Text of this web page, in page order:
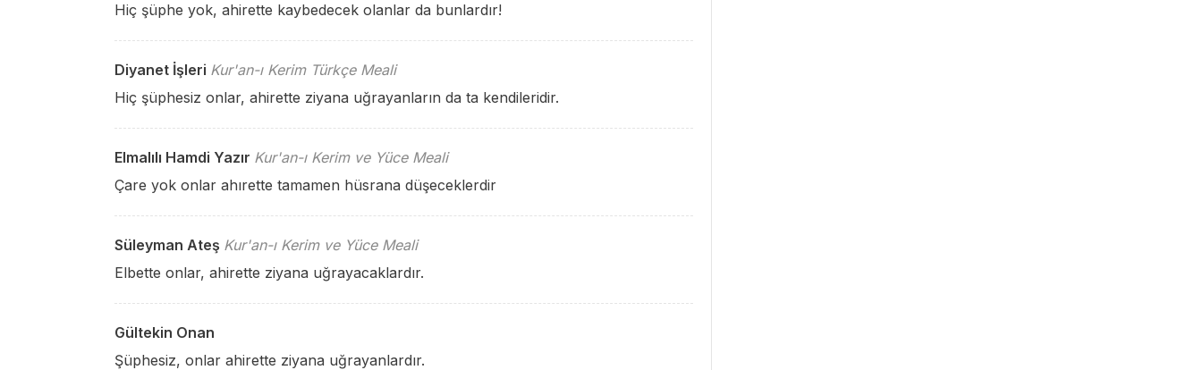
Hiç şüphe yok, ahirette kaybedecek olanlar da bunlardır!
Diyanet İşleri Kur'an-ı Kerim Türkçe Meali
Hiç şüphesiz onlar, ahirette ziyana uğrayanların da ta kendileridir.
Elmalılı Hamdi Yazır Kur'an-ı Kerim ve Yüce Meali
Çare yok onlar ahırette tamamen hüsrana düşeceklerdir
Süleyman Ateş Kur'an-ı Kerim ve Yüce Meali
Elbette onlar, ahirette ziyana uğrayacaklardır.
Gültekin Onan
Şüphesiz, onlar ahirette ziyana uğrayanlardır.